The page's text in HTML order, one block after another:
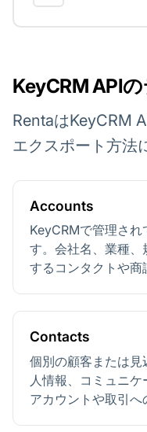
KeyCRM API
RentaはKeyCRM
エクスポート方法
Accounts
KeyCRMで管理され
す。会社名、業種
するコンタクトや商
Contacts
個別の顧客または
人情報、コミュニ
アカウントや取引へ